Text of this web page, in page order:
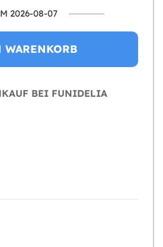
2026-08-07
BEI FUNIDELIA